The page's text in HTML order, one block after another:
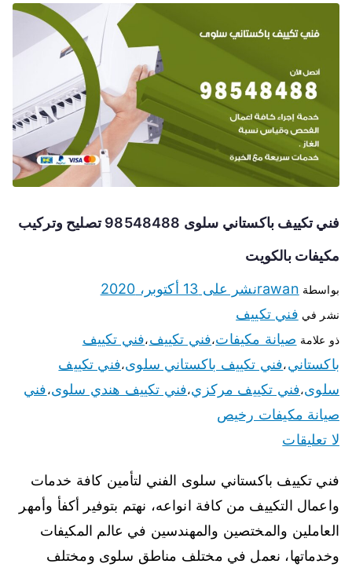
فني تكييف باكستاني سلوى 98548488 تصليح وتركيب
مكيفات بالكويت
بواسطة rawanنشر على 13 أكتوبر، 2020
نشر في فني تكييف
ذو علامة صيانة مكيفات،فني تكييف،فني تكييف
باكستاني،فني تكييف باكستاني سلوى،فني تكييف
سلوى،فني تكييف مركزي،فني تكييف هندي سلوى،فني
صيانة مكيفات رخيص
لا تعليقات
فني تكييف باكستاني سلوى الفني لتأمين كافة خدمات
واعمال التكييف من كافة انواعه، نهتم بتوفير أكفأ وأمهر
العاملين والمختصين والمهندسين في عالم المكيفات
وخدماتها، نعمل في مختلف مناطق سلوى ومختلف